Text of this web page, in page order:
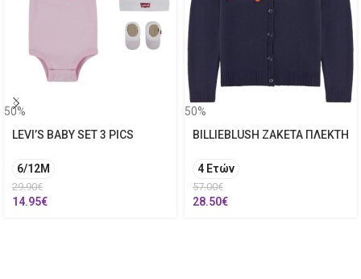
50%
LEVI’S BABY SET 3 PICS
6/12M
29.90€
14.95€
50%
BILLIEBLUSH ΖΑΚΕΤΑ ΠΛΕΚΤΗ
4 Ετών
57.00€
28.50€